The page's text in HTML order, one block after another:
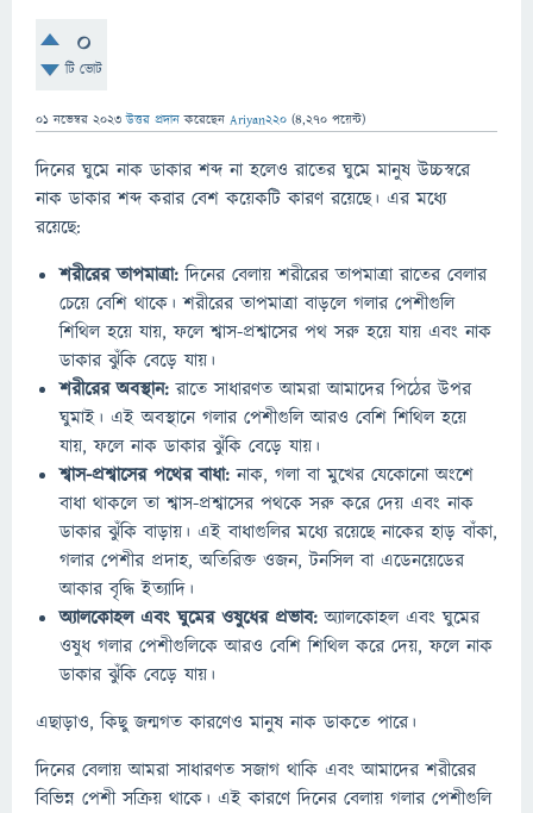
0
টি ভোট
01 নভেম্বর 2023 উত্তর প্রদান করেছেন Ariyan220 (4,270 পয়েন্ট)
দিনের ঘুমে নাক ডাকার শব্দ না হলেও রাতের ঘুমে মানুষ উচ্চস্বরে
নাক ডাকার শব্দ করার বেশ কয়েকটি কারণ রয়েছে। এর মধ্যে
রয়েছে:
শরীরের তাপমাত্রা: দিনের বেলায় শরীরের তাপমাত্রা রাতের বেলার
চেয়ে বেশি থাকে। শরীরের তাপমাত্রা বাড়লে গলার পেশীগুলি
শিথিল হয়ে যায়, ফলে শ্বাস-প্রশ্বাসের পথ সরু হয়ে যায় এবং নাক
ডাকার ঝুঁকি বেড়ে যায়।
শরীরের অবস্থান: রাতে সাধারণত আমরা আমাদের পিঠের উপর
ঘুমাই। এই অবস্থানে গলার পেশীগুলি আরও বেশি শিথিল হয়ে
যায়, ফলে নাক ডাকার ঝুঁকি বেড়ে যায়।
শ্বাস-প্রশ্বাসের পথের বাধা: নাক, গলা বা মুখের যেকোনো অংশে
বাধা থাকলে তা শ্বাস-প্রশ্বাসের পথকে সরু করে দেয় এবং নাক
ডাকার ঝুঁকি বাড়ায়। এই বাধাগুলির মধ্যে রয়েছে নাকের হাড় বাঁকা,
গলার পেশীর প্রদাহ, অতিরিক্ত ওজন, টনসিল বা এডেনয়েডের
আকার বৃদ্ধি ইত্যাদি।
অ্যালকোহল এবং ঘুমের ওষুধের প্রভাব: অ্যালকোহল এবং ঘুমের
ওষুধ গলার পেশীগুলিকে আরও বেশি শিথিল করে দেয়, ফলে নাক
ডাকার ঝুঁকি বেড়ে যায়।
এছাড়াও, কিছু জন্মগত কারণেও মানুষ নাক ডাকতে পারে।
দিনের বেলায় আমরা সাধারণত সজাগ থাকি এবং আমাদের শরীরের
বিভিন্ন পেশী সক্রিয় থাকে। এই কারণে দিনের বেলায় গলার পেশীগুলি